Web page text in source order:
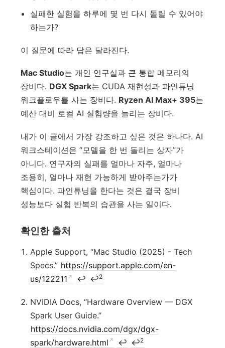
실패한 실험을 하루에 몇 번 다시 돌릴 수 있어야
하는가?
이 질문에 따라 답은 달라진다.
Mac Studio는 개인 연구실과 큰 통합 메모리의
장비다. DGX Spark는 CUDA 재현성과 파인튜닝
워크플로우를 사는 장비다. Ryzen AI Max+ 395는
예산 대비 로컬 AI 실험량을 늘리는 장비다.
내가 이 글에서 가장 강조하고 싶은 것은 하나다. AI
워크스테이션은 “모델을 한 번 돌리는 상자”가
아니다. 연구자의 실패를 얼마나 자주, 얼마나
조용히, 얼마나 재현 가능하게 받아주는가가
핵심이다. 파인튜닝을 한다는 것은 결국 장비
성능보다 실험 반복의 습관을 사는 일이다.
확인한 출처
Apple Support, “Mac Studio (2025) - Tech
Specs.” https://support.apple.com/en-
us/122211
↩ ↩2
NVIDIA Docs, “Hardware Overview — DGX
Spark User Guide.”
https://docs.nvidia.com/dgx/dgx-
spark/hardware.html
↩ ↩2